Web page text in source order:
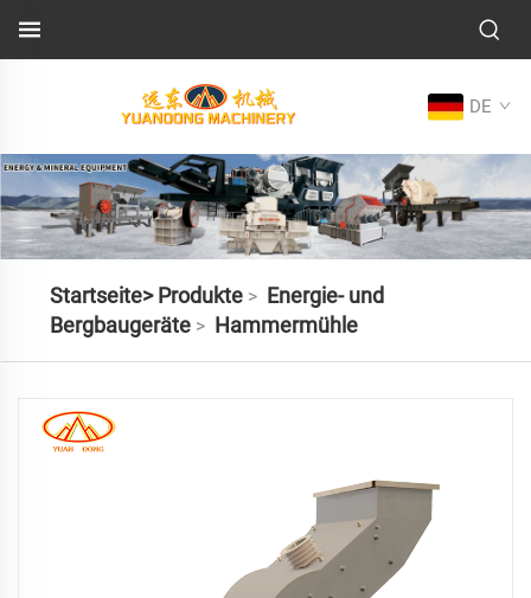
DE
Startseite> Produkte> Energie- und
Bergbaugeräte> Hammermühle